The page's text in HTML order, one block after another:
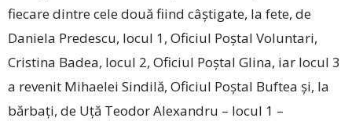
fiecare dintre cele două fiind câștigate, la fete, de
Daniela Predescu, locul 1, Oficiul Poștal Voluntari,
Cristina Badea, locul 2, Oficiul Poștal Glina, iar locul 3
a revenit Mihaelei Sindilă, Oficiul Poștal Buftea și, la
bărbați, de Uță Teodor Alexandru – locul 1 –